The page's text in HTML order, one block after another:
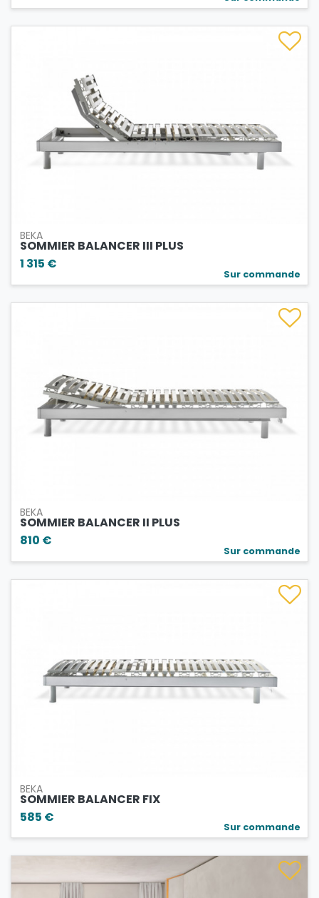
BEKA
SOMMIER BALANCER III PLUS
1 315 €
Sur commande
BEKA
SOMMIER BALANCER II PLUS
810 €
Sur commande
BEKA
SOMMIER BALANCER FIX
585 €
Sur commande